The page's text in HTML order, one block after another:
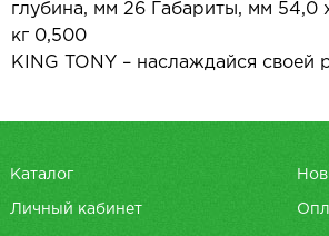
глубина, мм 26 Габариты, мм 54,0
кг 0,500
KING TONY – наслаждайся своей
Каталог
Личный кабинет